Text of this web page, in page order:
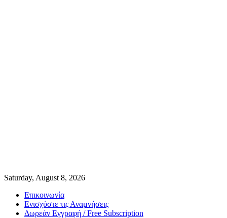
Saturday, August 8, 2026
Επικοινωνία
Ενισχύστε τις Αναμνήσεις
Δωρεάν Εγγραφή / Free Subscription